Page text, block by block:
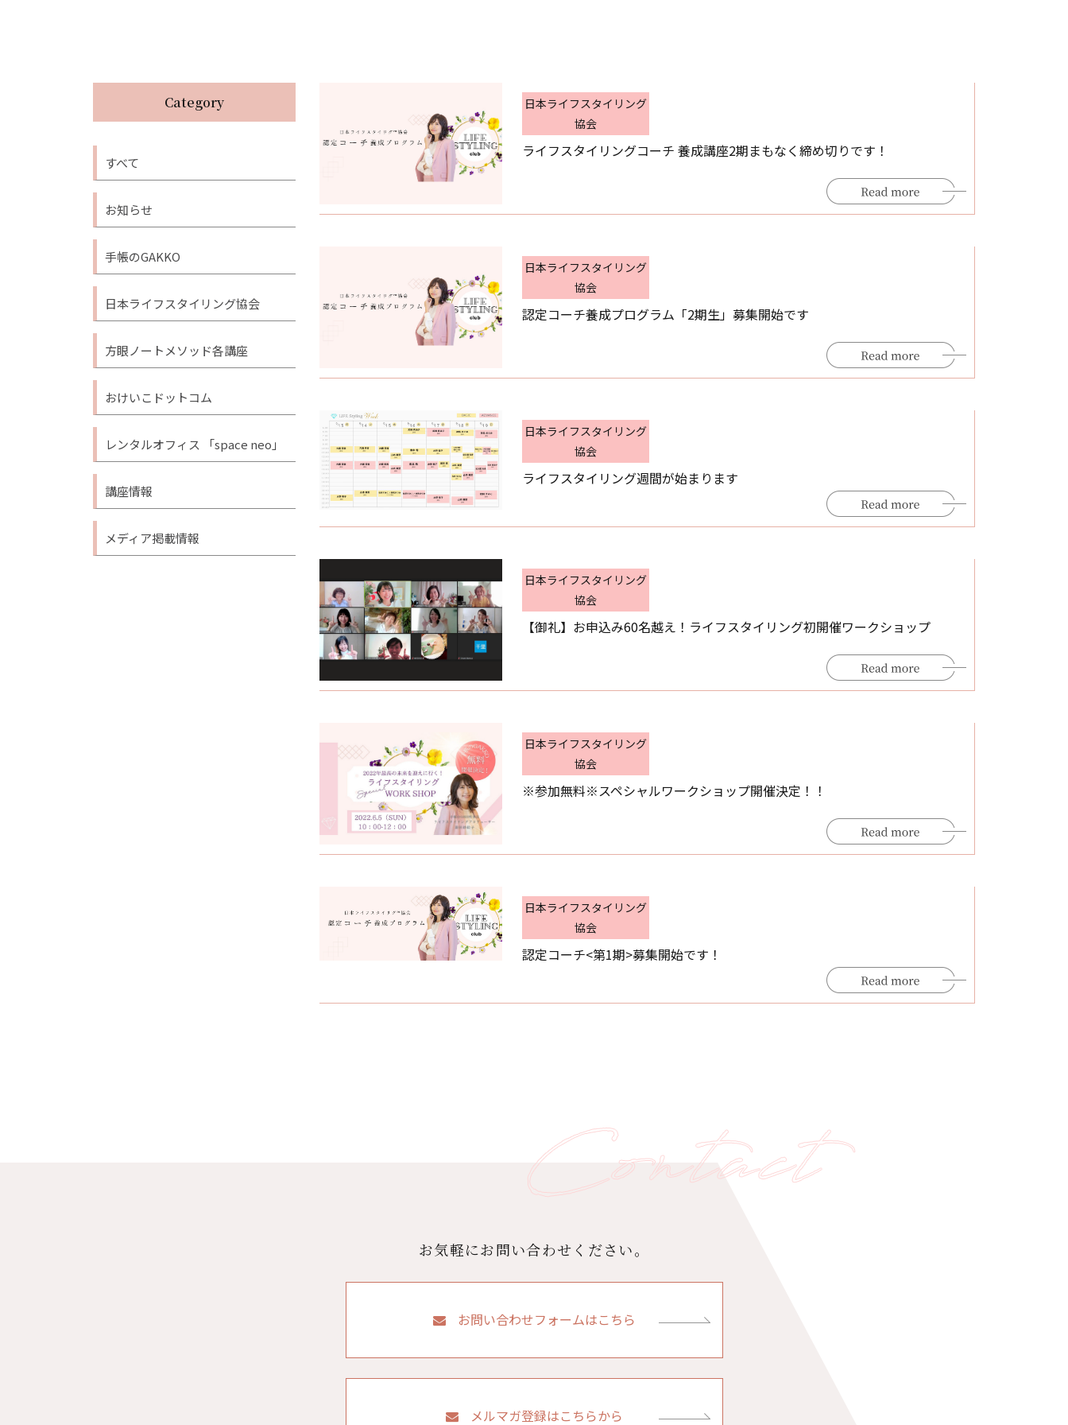
Category
すべて
お知らせ
手帳のGAKKO
日本ライフスタイリング協会
方眼ノートメソッド各講座
おけいこドットコム
レンタルオフィス 「space neo」
講座情報
メディア掲載情報
日本ライフスタイリング
協会
ライフスタイリングコーチ 養成講座2期まもなく締め切りです！
日本ライフスタイリング
協会
認定コーチ養成プログラム「2期生」募集開始です
日本ライフスタイリング
協会
ライフスタイリング週間が始まります
日本ライフスタイリング
協会
【御礼】お申込み60名越え！ライフスタイリング初開催ワークショップ
日本ライフスタイリング
協会
※参加無料※スペシャルワークショップ開催決定！！
日本ライフスタイリング
協会
認定コーチ<第1期>募集開始です！
お気軽にお問い合わせください。
お問い合わせフォームはこちら
メルマガ登録はこちらから